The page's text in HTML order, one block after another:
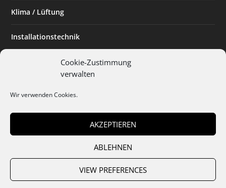
Cookie-Zustimmung
verwalten
Wir verwenden Cookies.
AKZEPTIEREN
ABLEHNEN
VIEW PREFERENCES
Klima / Lüftung
Installationstechnik
Planen & Bauen
Installateur des Monats
Mediadaten Cookies Datenschutz